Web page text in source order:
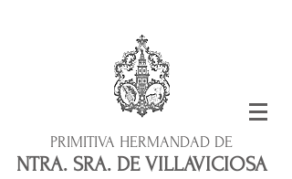
PRIMITIVA HERMANDAD DE
NTRA. SRA. DE VILLAVICIOSA